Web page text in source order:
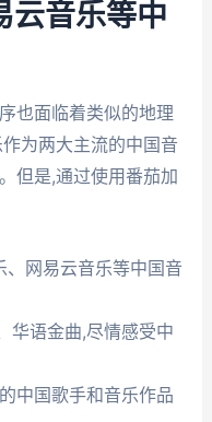
云音乐等中
也面临着类似的地理
为两大主流的中国音
但是,通过使用番茄加
、网易云音乐等中国音
华语金曲,尽情感受中
中国歌手和音乐作品